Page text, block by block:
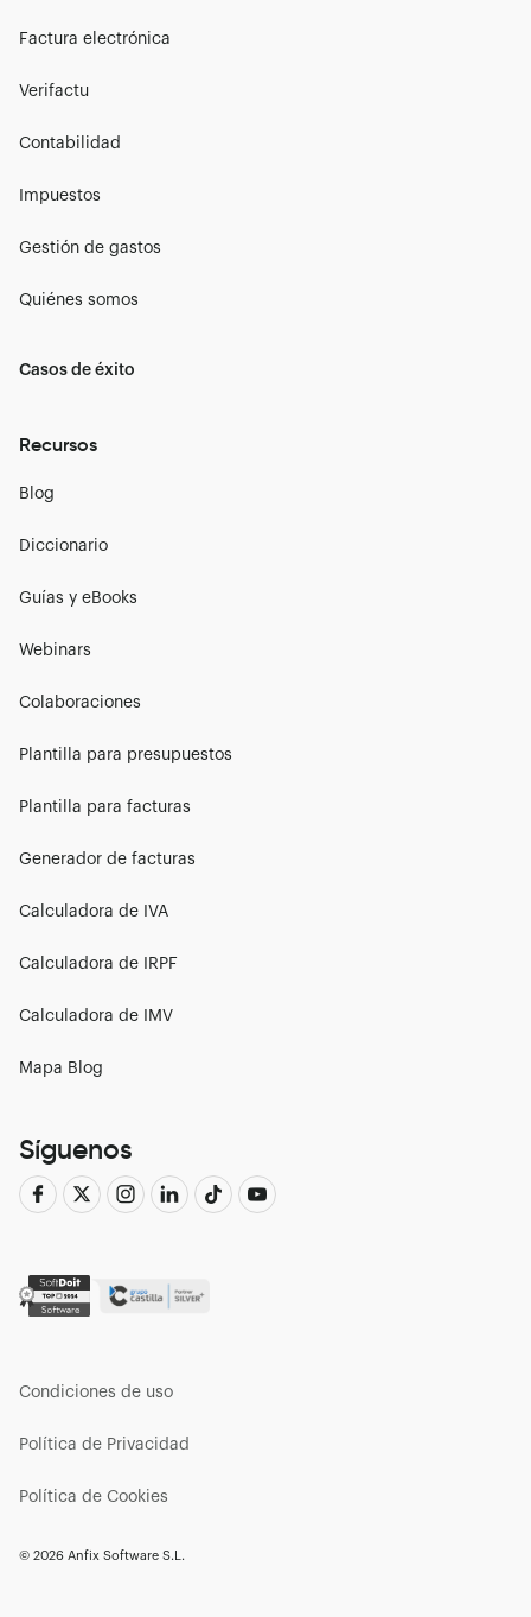
Factura electrónica
Verifactu
Contabilidad
Impuestos
Gestión de gastos
Quiénes somos
Casos de éxito
Recursos
Blog
Diccionario
Guías y eBooks
Webinars
Colaboraciones
Plantilla para presupuestos
Plantilla para facturas
Generador de facturas
Calculadora de IVA
Calculadora de IRPF
Calculadora de IMV
Mapa Blog
Síguenos
Condiciones de uso
Política de Privacidad
Política de Cookies
© 2026 Anfix Software S.L.